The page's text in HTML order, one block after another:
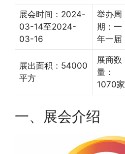
展会时间：2024-
03-14至2024-
03-16
举办周
期：一
年一届
展出面积：54000
平方
展商数
量：
1070家
一、展会介绍